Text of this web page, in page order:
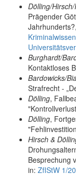
Dölling/
Prägender
Jahrhunderts?,
Burghardt/
Kontaktloses
Bardowicks/
Strafrecht -
Dölling,
Dölling,
Hirsch &
Besprechung
in: ZfIStW 1/